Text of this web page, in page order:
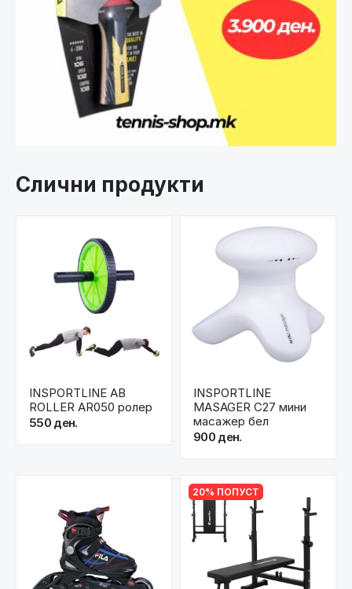
Слични продукти
INSPORTLINE AB
ROLLER AR050 ролер
550 ден.
INSPORTLINE
MASAGER C27 мини
масажер бел
900 ден.
20% ПОПУСТ